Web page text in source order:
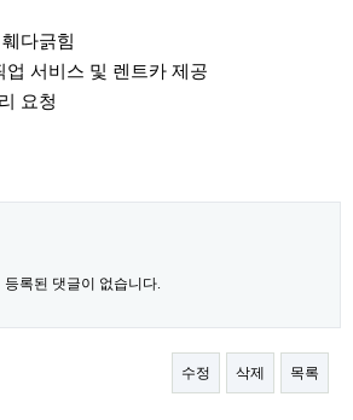
다긁힘
업 서비스 및 렌트카 제공
요청
등록된 댓글이 없습니다.
수정 삭제 목록